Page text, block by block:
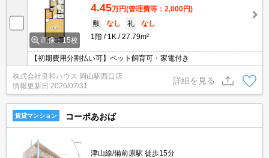
画像：15枚
4.45万円(管理費等：2,000円)
敷
なし 礼
なし
1階
1K 27.79m²
【初期費用分割払い可】ペット飼育可・家電付き
株式会社良和ハウス 岡山駅西口店
情報更新日 2026/07/31
詳細を見る
賃貸マンション コーポあおば
津山線/備前原駅 徒歩15分